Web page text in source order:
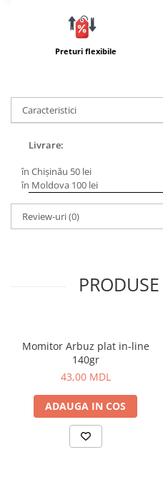
Pop-up
Momeala artificiala
Seminte si mix de seminte
Pescuit la copca
Bagajerie pescuit
Genti
Instrumente
Ochelari
Barci, sonare
Accesorii pentru barci
Preturi flexibile
Caracteristici
Livrare:
în Chișinău 50 lei
în Moldova 100 lei
Review-uri(0)
Momitor Arbuz plat in-line
140gr
43,00 MDL
ADAUGA IN COS